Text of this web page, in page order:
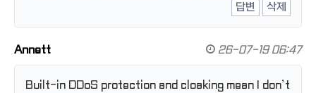
답변
삭제
Annett 26-07-19 06:47
Built-in DDoS protection and cloaking mean I don’t